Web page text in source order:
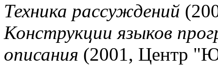
Техника рассуждений
Конструкции языков
описания (2001, Центр